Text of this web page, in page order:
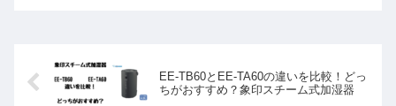
EE‑TB60とEE‑TA60の違いを比較！どっ
ちがおすすめ？象印スチーム式加湿器